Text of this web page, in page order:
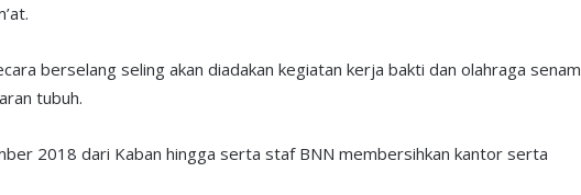
berselang seling akan diadakan kegiatan kerja bakti dan olahraga senam
tubuh.
2018 dari Kaban hingga serta staf BNN membersihkan kantor serta